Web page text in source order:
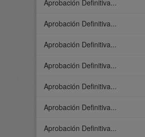
Aprobación Definitiva...
Aprobación Definitiva...
Aprobación Definitiva...
Aprobación Definitiva...
Aprobación Definitiva...
Aprobación Definitiva...
Aprobación Definitiva...